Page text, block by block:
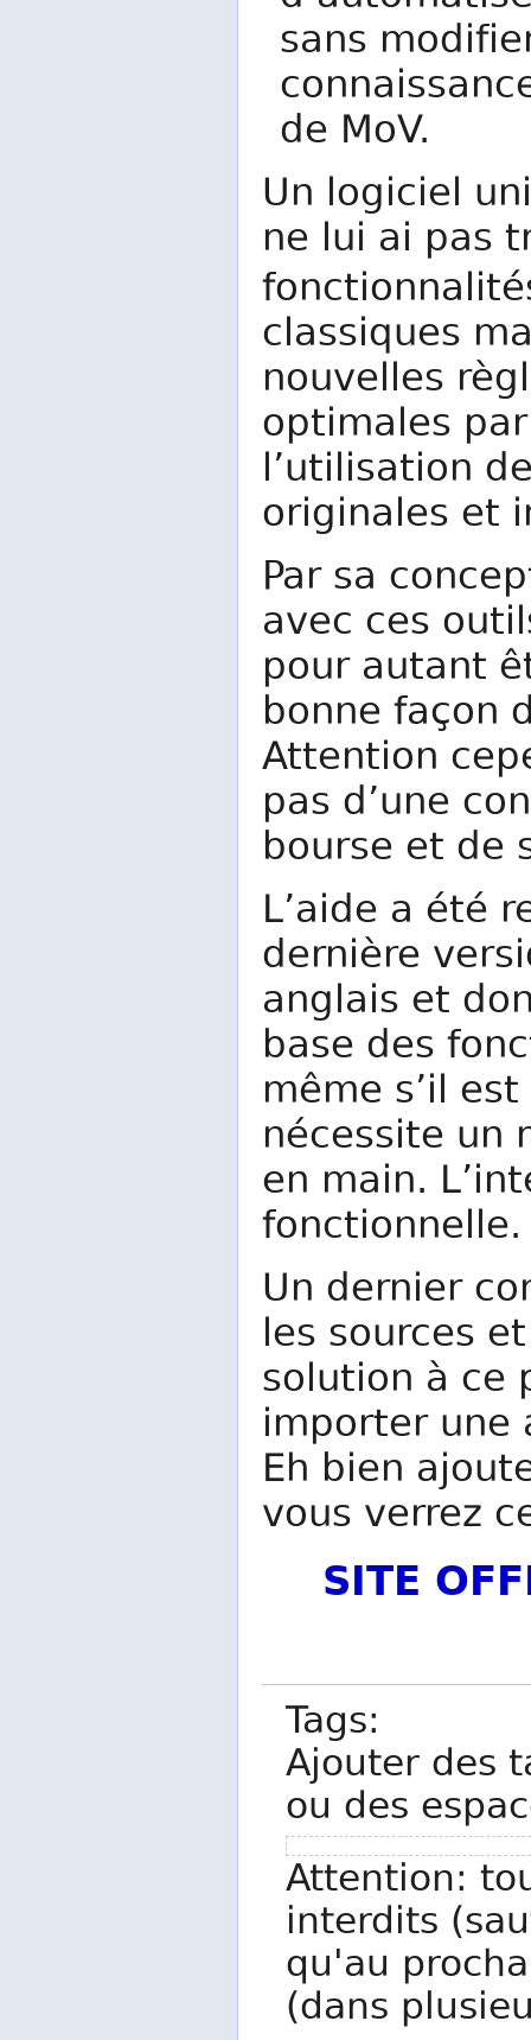
sans
de MoV.
Un logiciel
ne lui ai pas
classiques
nouvelles
optimales
l’utilisation
originales et
Par sa
avec ces
pour autant
bonne façon
Attention
pas d’une
bourse et de
L’aide a été
dernière
anglais et
base des
même s’il
nécessite un
en main.
fonctionnelle.
Un dernier
les sources
solution à
importer une
Eh bien
vous verrez
SITE
Tags:
Ajouter des
ou des
Attention:
interdits
qu'au
(dans